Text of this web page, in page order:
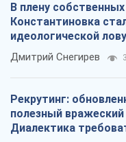
В плену
Константиновка
идеологической
российских
Дмитрий Снегирев
Рекрутинг:
полезный
Диалектика